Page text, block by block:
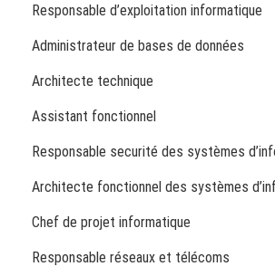
Responsable d’exploitation informatique
Administrateur de bases de données
Architecte technique
Assistant fonctionnel
Responsable securité des systèmes
Architecte fonctionnel des systèmes
Chef de projet informatique
Responsable réseaux et télécoms